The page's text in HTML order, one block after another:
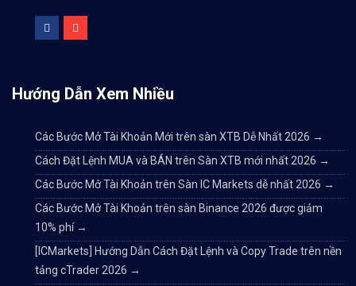
Hướng Dẫn Xem Nhiều
Các Bước Mở Tài Khoản Mới trên sàn XTB Dễ Nhất 2026 →
Cách Đặt Lệnh MUA và BÁN trên Sàn XTB mới nhất 2026 →
Các Bước Mở Tài Khoản trên Sàn IC Markets dễ nhất 2026 →
Các Bước Mở Tài Khoản trên sàn Binance 2026 được giảm
10% phí →
[ICMarkets] Hướng Dẫn Cách Đặt Lệnh và Copy Trade trên nền
tảng cTrader 2026 →